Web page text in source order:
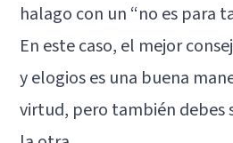
halago con un “no es para
En este caso, el mejor
y elogios es una buena
virtud, pero también debes